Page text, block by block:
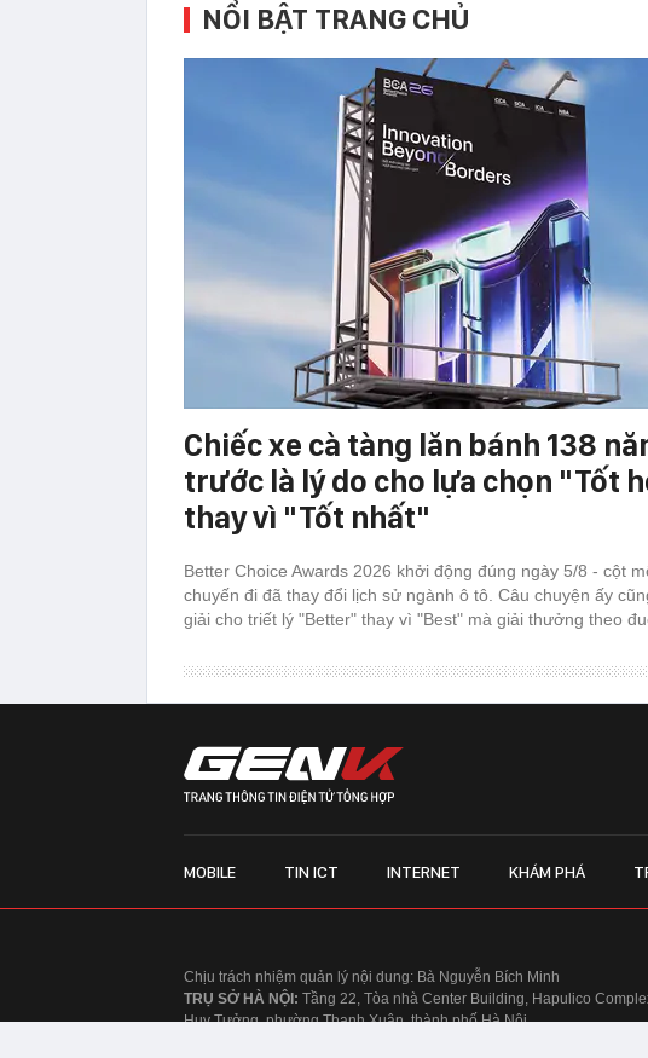
NỔI BẬT TRANG CHỦ
Chiếc xe cà tàng lăn bánh 138
trước là lý do cho lựa chọn "Tốt
thay vì "Tốt nhất"
Better Choice Awards 2026 khởi động đúng ngày 5/8 - cột
chuyến đi đã thay đổi lịch sử ngành ô tô. Câu chuyện ấy
giải cho triết lý "Better" thay vì "Best" mà giải thưởng theo
MOBILE TIN ICT INTERNET KHÁM PHÁ
Chịu trách nhiệm quản lý nội dung: Bà Nguyễn Bích Minh
TRỤ SỞ HÀ NỘI: Tầng 22, Tòa nhà Center Building, Hapulico
Huy Tưởng, phường Thanh Xuân, thành phố Hà Nội